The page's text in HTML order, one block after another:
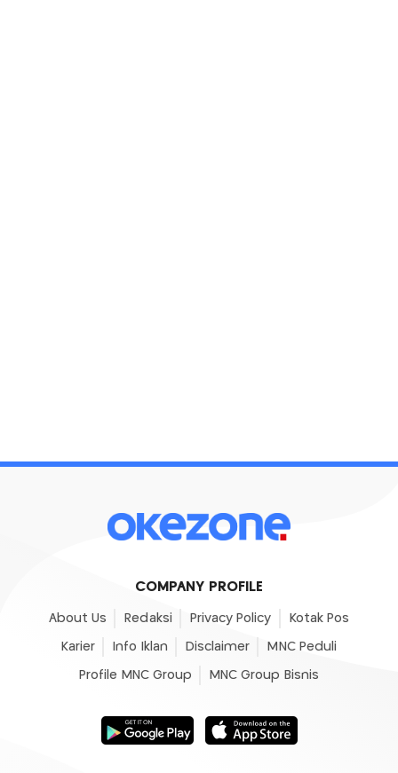
COMPANY PROFILE
About Us Redaksi Privacy Policy Kotak Pos
Karier Info Iklan Disclaimer MNC Peduli
Profile MNC Group MNC Group Bisnis